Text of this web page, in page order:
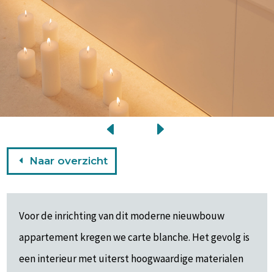
Naar overzicht
Voor de inrichting van dit moderne nieuwbouw
appartement kregen we carte blanche. Het gevolg is
een interieur met uiterst hoogwaardige materialen